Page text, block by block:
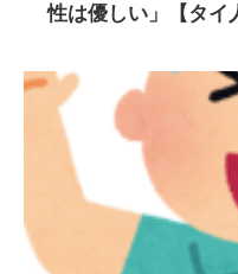
性は優しい」【タイ